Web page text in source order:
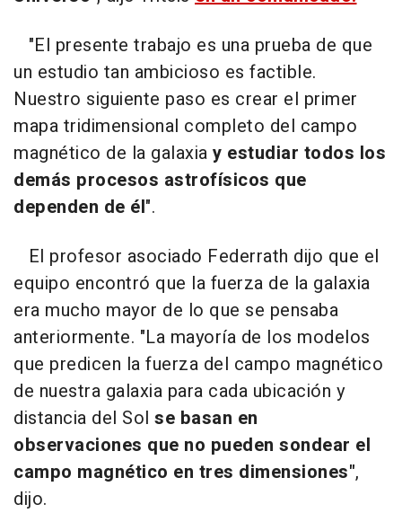
"El presente trabajo es una prueba de que
un estudio tan ambicioso es factible.
Nuestro siguiente paso es crear el primer
mapa tridimensional completo del campo
magnético de la galaxia y estudiar todos los
demás procesos astrofísicos que
dependen de él".
El profesor asociado Federrath dijo que el
equipo encontró que la fuerza de la galaxia
era mucho mayor de lo que se pensaba
anteriormente. "La mayoría de los modelos
que predicen la fuerza del campo magnético
de nuestra galaxia para cada ubicación y
distancia del Sol se basan en
observaciones que no pueden sondear el
campo magnético en tres dimensiones",
dijo.